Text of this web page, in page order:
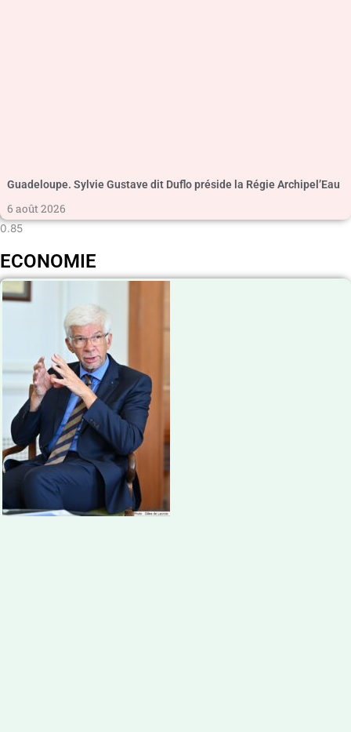
Guadeloupe. Sylvie Gustave dit Duflo préside la Régie Archipel’Eau
6 août 2026
ECONOMIE